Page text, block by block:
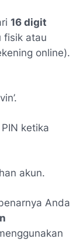
16 digit
fisik atau
online).
ketika
akun.
Anda